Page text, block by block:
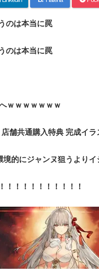
のは本当に罠
のは本当に罠
ｗｗｗｗｗｗｗ
店舗共通購入特典 完
的にジャンヌ狙うより
！！！！！！！！！！